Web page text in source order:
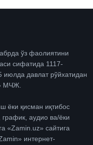
ўз фаолиятини
сифатида 1117-
июлда давлат рўйхатидан
МЧЖ.
ёки қисман иқтибос
аудио ва/ёки
«Zamin.uz» сайтига
интернет-